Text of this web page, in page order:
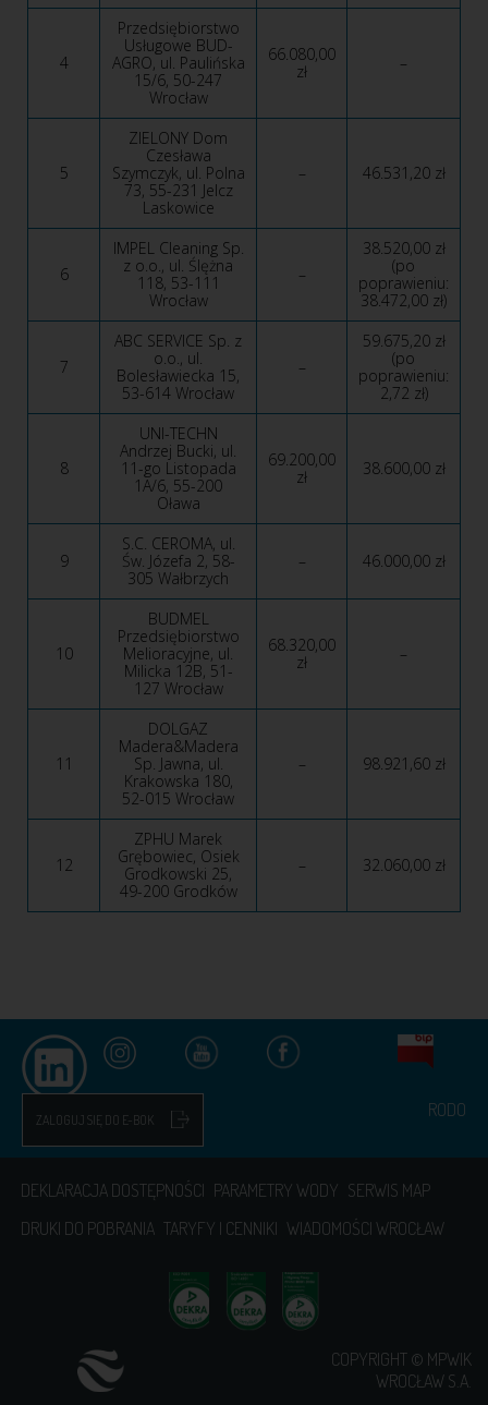
4
Przedsiębiorstwo
Usługowe BUD-
AGRO, ul. Paulińska
15/6, 50-247
Wrocław
66.080,00
zł
–
5
ZIELONY Dom
Czesława
Szymczyk, ul. Polna
73, 55-231 Jelcz
Laskowice
– 46.531,20 zł
6
IMPEL Cleaning Sp.
z o.o., ul. Ślężna
118, 53-111
Wrocław
–
38.520,00 zł
(po
poprawieniu:
38.472,00 zł)
7
ABC SERVICE Sp. z
o.o., ul.
Bolesławiecka 15,
53-614 Wrocław
–
59.675,20 zł
(po
poprawieniu:
2,72 zł)
8
UNI-TECHN
Andrzej Bucki, ul.
11-go Listopada
1A/6, 55-200
Oława
69.200,00
zł
38.600,00 zł
9
S.C. CEROMA, ul.
Św. Józefa 2, 58-
305 Wałbrzych
– 46.000,00 zł
10
BUDMEL
Przedsiębiorstwo
Melioracyjne, ul.
Milicka 12B, 51-
127 Wrocław
68.320,00
zł
–
11
DOLGAZ
Madera&Madera
Sp. Jawna, ul.
Krakowska 180,
52-015 Wrocław
– 98.921,60 zł
12
ZPHU Marek
Grębowiec, Osiek
Grodkowski 25,
49-200 Grodków
– 32.060,00 zł
ZALOGUJ SIĘ DO E-BOK
DEKLARACJA DOSTĘPNOŚCI PARAMETRY WODY SERWIS MAP
DRUKI DO POBRANIA TARYFY I CENNIKI WIADOMOŚCI WROCŁAW
RODO
COPYRIGHT © MPWIK
WROCŁAW S.A.